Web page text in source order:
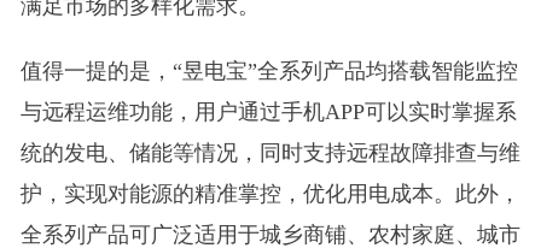
满足市场的多样化需求。
值得一提的是，“昱电宝”全系列产品均搭载智能监控
与远程运维功能，用户通过手机APP可以实时掌握系
统的发电、储能等情况，同时支持远程故障排查与维
护，实现对能源的精准掌控，优化用电成本。此外，
全系列产品可广泛适用于城乡商铺、农村家庭、城市